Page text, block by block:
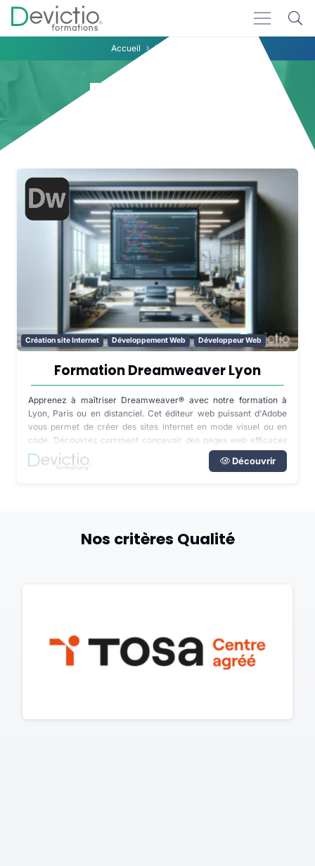
Accueil PHP MySQL
PHP MySQL
Création site Internet Développement Web Développeur Web
Formation Dreamweaver Lyon
Apprenez à maîtriser Dreamweaver® avec notre formation à
Lyon, Paris ou en distanciel. Cet éditeur web puissant d'Adobe
vous permet de créer des sites internet en mode visuel ou en
code. Découvrez comment concevoir des pages web efficaces
et les mettre en ligne rapidement grâce à des outils de création
intuitifs et une assistance à la saisie de code. Que vous soyez
Découvrir
Nos critères Qualité